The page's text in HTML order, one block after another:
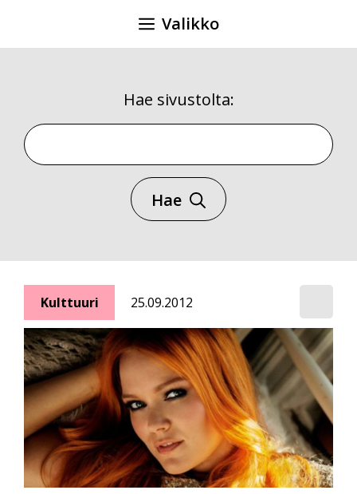
Valikko
Hae sivustolta:
Hae sivustolta
Hae
Kulttuuri 25.09.2012